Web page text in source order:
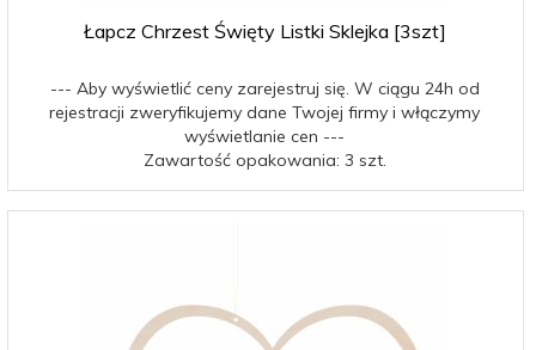
Łapcz Chrzest Święty Listki Sklejka [3szt]
--- Aby wyświetlić ceny zarejestruj się. W ciągu 24h od
rejestracji zweryfikujemy dane Twojej firmy i włączymy
wyświetlanie cen ---
Zawartość opakowania: 3 szt.